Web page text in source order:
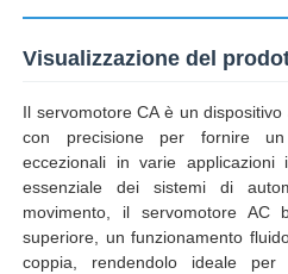
Visualizzazione del
Il servomotore CA è un
con precisione per fornire
eccezionali in varie applicazioni
essenziale dei sistemi di
movimento, il servomotore AC
superiore, un funzionamento
coppia, rendendolo ideale